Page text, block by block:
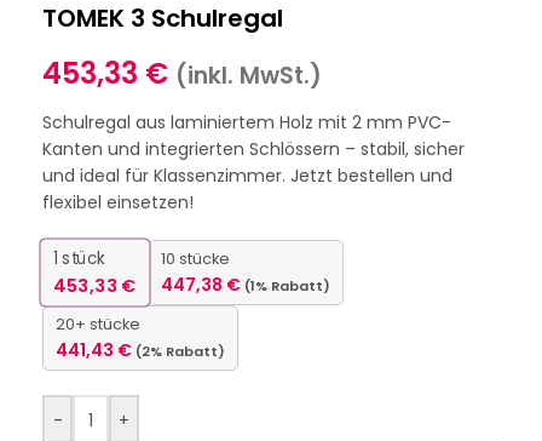
TOMEK 3 Schulregal
453,33 € (inkl. MwSt.)
Schulregal aus laminiertem Holz mit 2 mm PVC-
Kanten und integrierten Schlössern – stabil, sicher
und ideal für Klassenzimmer. Jetzt bestellen und
flexibel einsetzen!
1 stück
453,33 €
10 stücke
447,38 € (1% Rabatt)
20+ stücke
441,43 € (2% Rabatt)
- +